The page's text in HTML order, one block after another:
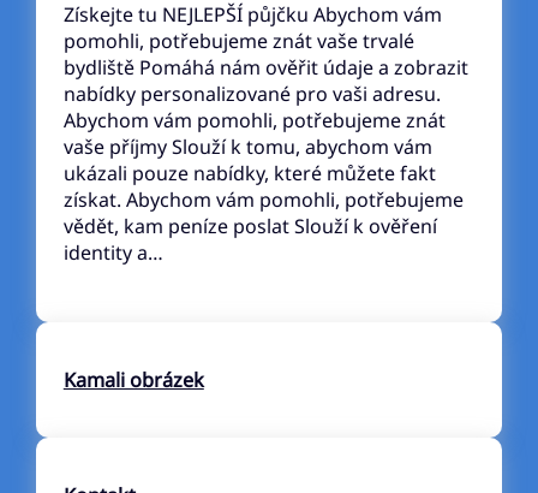
Získejte tu NEJLEPŠÍ půjčku Abychom vám
pomohli, potřebujeme znát vaše trvalé
bydliště Pomáhá nám ověřit údaje a zobrazit
nabídky personalizované pro vaši adresu.
Abychom vám pomohli, potřebujeme znát
vaše příjmy Slouží k tomu, abychom vám
ukázali pouze nabídky, které můžete fakt
získat. Abychom vám pomohli, potřebujeme
vědět, kam peníze poslat Slouží k ověření
identity a…
Kamali obrázek